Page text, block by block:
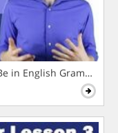
in English Grammar